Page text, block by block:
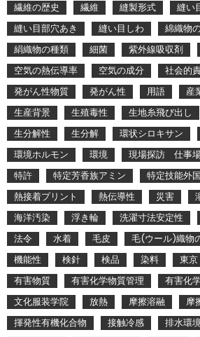
繊維の歴史
繊維 縫製形式
縫い
縫い目部穴あき
縫い目しわ
綿織物
絹織物の種類
細菌 紫外線吸収剤
空気の熱伝導率
空気の成分 社会的
発がん性物質
発がん性 用語 産
生産背景
生殖毒性 生地糸飛び出し
生分解性
生分解 環状シロキサン
環境ホルモン
環境 現場探訪 仕事
特許
特定芳香族アミン 特定技能外
熱接着プリント
熱伝導性 災害
海洋汚染
浮き輪 洗濯寸法安定性
法令
水着 毛皮 毛(ウール)織物
機能性
検針 検品 染料 東京
有害物質
有害化学物質管理
有害化
文化服装学院
放熱 摩擦溶融
摩
揮発性有機化合物
接触冷感 排水環